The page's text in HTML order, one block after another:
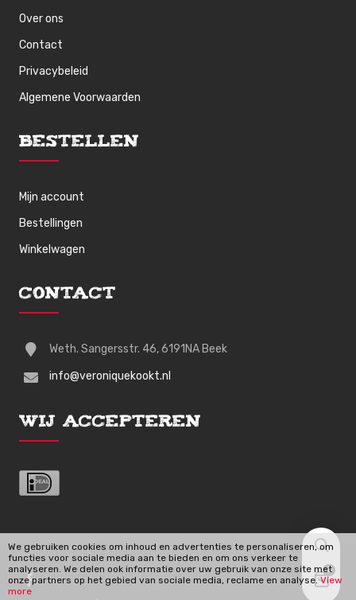
0
Over ons
Contact
Privacybeleid
Algemene Voorwaarden
Bestellen
Mijn account
Bestellingen
Winkelwagen
Contact
Weth. Sangersstr. 46, 6191NA Beek
info@veroniquekookt.nl
Wij Accepteren
We gebruiken cookies om inhoud en advertenties te personaliseren, om
functies voor sociale media aan te bieden en om ons verkeer te
analyseren. We delen ook informatie over uw gebruik van onze site met
onze partners op het gebied van sociale media, reclame en analyse.View
more